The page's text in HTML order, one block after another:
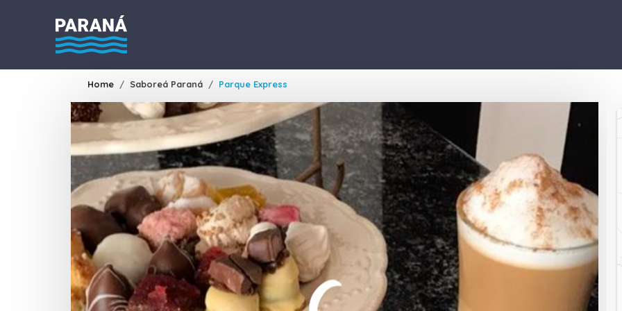
Home Saboreá Paraná Parque Express